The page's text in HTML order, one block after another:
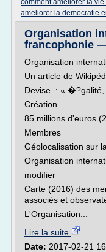
comment ameliorer la
ameliorer la democratie
Organisation
francophonie
Organisation
Un article de
Devise : « �?galité,
Création
85 millions d'euros
Membres
Géolocalisation sur
Organisation
modifier
Carte (2016) des
associés et
L'Organisation...
Lire la suite
Date: 2017-02-21